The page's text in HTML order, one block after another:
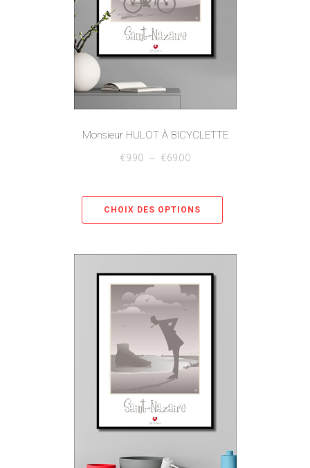
Monsieur HULOT À BICYCLETTE
€9.90 – €69.00
CHOIX DES OPTIONS